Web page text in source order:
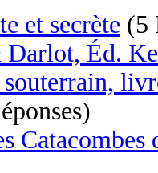
et secrète (5
Éd.